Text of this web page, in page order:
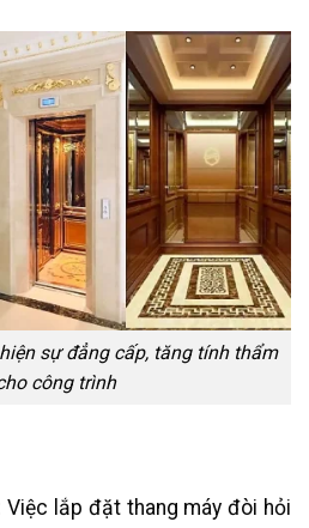
sự đẳng cấp, tăng tính thẩm
công trình
Việc lắp đặt thang máy đòi hỏi